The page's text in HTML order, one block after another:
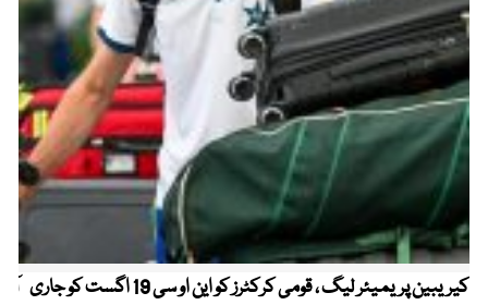
کیریبین پریمیئر لیگ ، قومی کرکٹرز کو این او سی 19 اگست کو جاری